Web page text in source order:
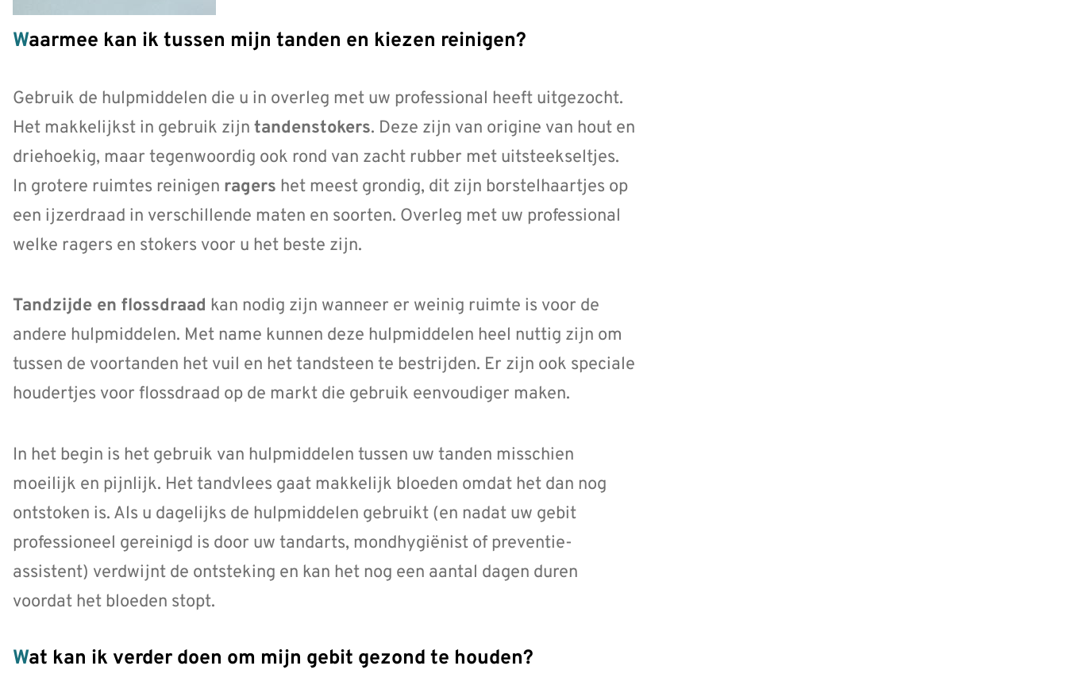
Waarmee kan ik tussen mijn tanden en kiezen reinigen?
Gebruik de hulpmiddelen die u in overleg met uw professional heeft uitgezocht.
Het makkelijkst in gebruik zijn tandenstokers. Deze zijn van origine van hout en
driehoekig, maar tegenwoordig ook rond van zacht rubber met uitsteekseltjes.
In grotere ruimtes reinigen ragers het meest grondig, dit zijn borstelhaartjes op
een ijzerdraad in verschillende maten en soorten. Overleg met uw professional
welke ragers en stokers voor u het beste zijn.
Tandzijde en flossdraad kan nodig zijn wanneer er weinig ruimte is voor de
andere hulpmiddelen. Met name kunnen deze hulpmiddelen heel nuttig zijn om
tussen de voortanden het vuil en het tandsteen te bestrijden. Er zijn ook speciale
houdertjes voor flossdraad op de markt die gebruik eenvoudiger maken.
In het begin is het gebruik van hulpmiddelen tussen uw tanden misschien
moeilijk en pijnlijk. Het tandvlees gaat makkelijk bloeden omdat het dan nog
ontstoken is. Als u dagelijks de hulpmiddelen gebruikt (en nadat uw gebit
professioneel gereinigd is door uw tandarts, mondhygiënist of preventie-
assistent) verdwijnt de ontsteking en kan het nog een aantal dagen duren
voordat het bloeden stopt.
Wat kan ik verder doen om mijn gebit gezond te houden?